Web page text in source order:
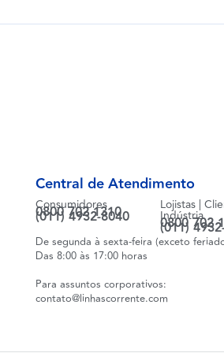
Central de Atendimento
Consumidores
0800 702 1310
(011) 4932-8040
Lojistas |
Indústria
0800 702
(011)
De segunda à sexta-feira (exceto
Das 8:00 às 17:00 horas
Para assuntos corporativos:
contato@linhascorrente.com